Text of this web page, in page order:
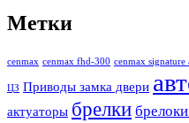
Метки
cenmax cenmax fhd-300 cenmax signature
ЦЗ Приводы замка двери
актуаторы брелки